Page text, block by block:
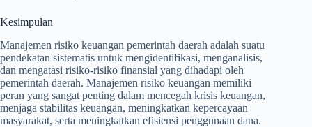
Kesimpulan
Manajemen risiko keuangan pemerintah daerah adalah suatu
pendekatan sistematis untuk mengidentifikasi, menganalisis,
dan mengatasi risiko-risiko finansial yang dihadapi oleh
pemerintah daerah. Manajemen risiko keuangan memiliki
peran yang sangat penting dalam mencegah krisis keuangan,
menjaga stabilitas keuangan, meningkatkan kepercayaan
masyarakat, serta meningkatkan efisiensi penggunaan dana.